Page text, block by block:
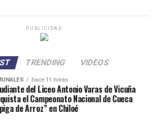
PUBLICIDAD
TRENDING VIDEOS
hace 11 horas
del Liceo Antonio Varas de Vicuña
el Campeonato Nacional de Cueca
de Arroz” en Chiloé